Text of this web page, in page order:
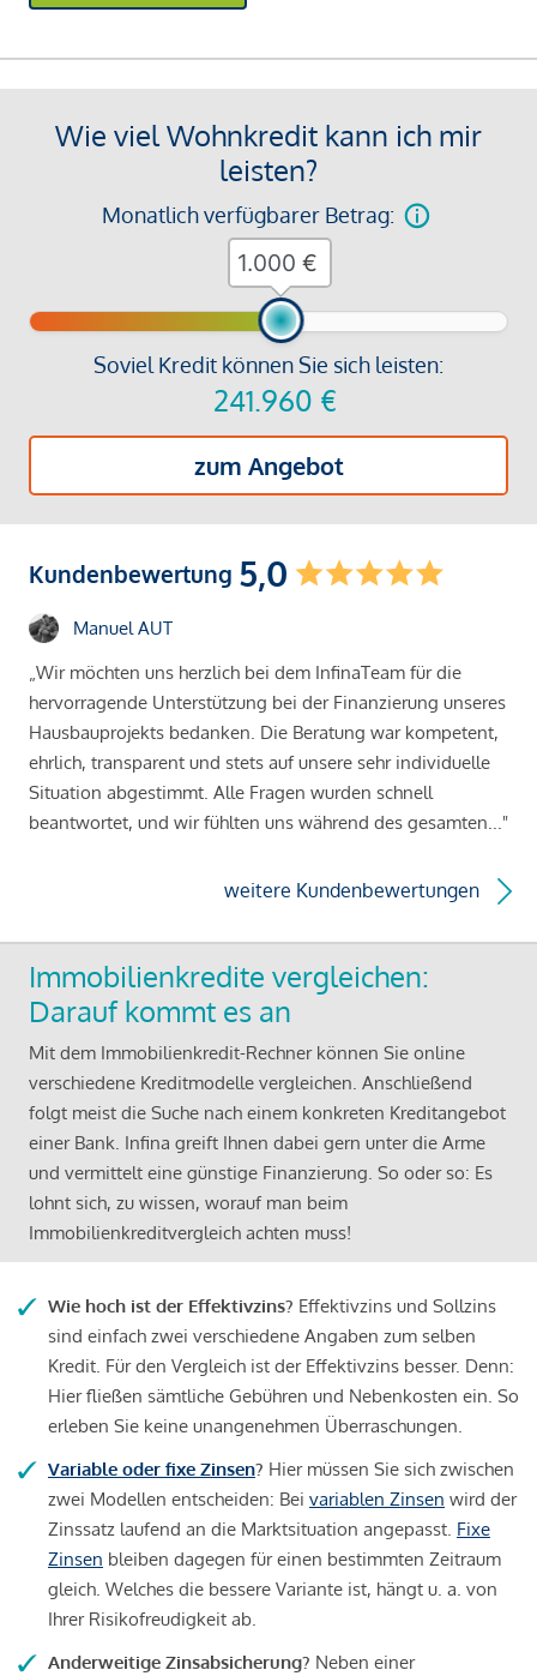
Wie viel Wohnkredit kann ich mir
leisten?
Monatlich verfügbarer Betrag:
Soviel Kredit können Sie sich leisten:
241.960 €
zum Angebot
€
Kundenbewertung 5,0
Manuel AUT
„Wir möchten uns herzlich bei dem InfinaTeam für die
hervorragende Unterstützung bei der Finanzierung unseres
Hausbauprojekts bedanken. Die Beratung war kompetent,
ehrlich, transparent und stets auf unsere sehr individuelle
Situation abgestimmt. Alle Fragen wurden schnell
beantwortet, und wir fühlten uns während des gesamten..."
weitere Kundenbewertungen
Immobilienkredite vergleichen:
Darauf kommt es an
Mit dem Immobilienkredit-Rechner können Sie online
verschiedene Kreditmodelle vergleichen. Anschließend
folgt meist die Suche nach einem konkreten Kreditangebot
einer Bank. Infina greift Ihnen dabei gern unter die Arme
und vermittelt eine günstige Finanzierung. So oder so: Es
lohnt sich, zu wissen, worauf man beim
Immobilienkreditvergleich achten muss!
Wie hoch ist der Effektivzins? Effektivzins und Sollzins
sind einfach zwei verschiedene Angaben zum selben
Kredit. Für den Vergleich ist der Effektivzins besser. Denn:
Hier fließen sämtliche Gebühren und Nebenkosten ein. So
erleben Sie keine unangenehmen Überraschungen.
Variable oder fixe Zinsen? Hier müssen Sie sich zwischen
zwei Modellen entscheiden: Bei variablen Zinsen wird der
Zinssatz laufend an die Marktsituation angepasst. Fixe
Zinsen bleiben dagegen für einen bestimmten Zeitraum
gleich. Welches die bessere Variante ist, hängt u. a. von
Ihrer Risikofreudigkeit ab.
Anderweitige Zinsabsicherung? Neben einer